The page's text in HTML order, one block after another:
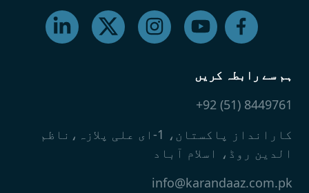
ہم سے رابطہ کریں
8449761 (51) 92+
کارانداز پاکستان، 1-ای علی پلازہ،ناظم
الدین روڈ، اسلام آباد
info@karandaaz.com.pk